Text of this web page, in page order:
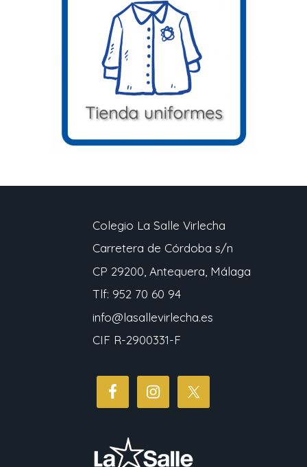
Colegio La Salle Virlecha
Carretera de Córdoba s/n
CP 29200, Antequera, Málaga
Tlf: 952 70 60 94
info@lasallevirlecha.es
CIF R-2900331-F